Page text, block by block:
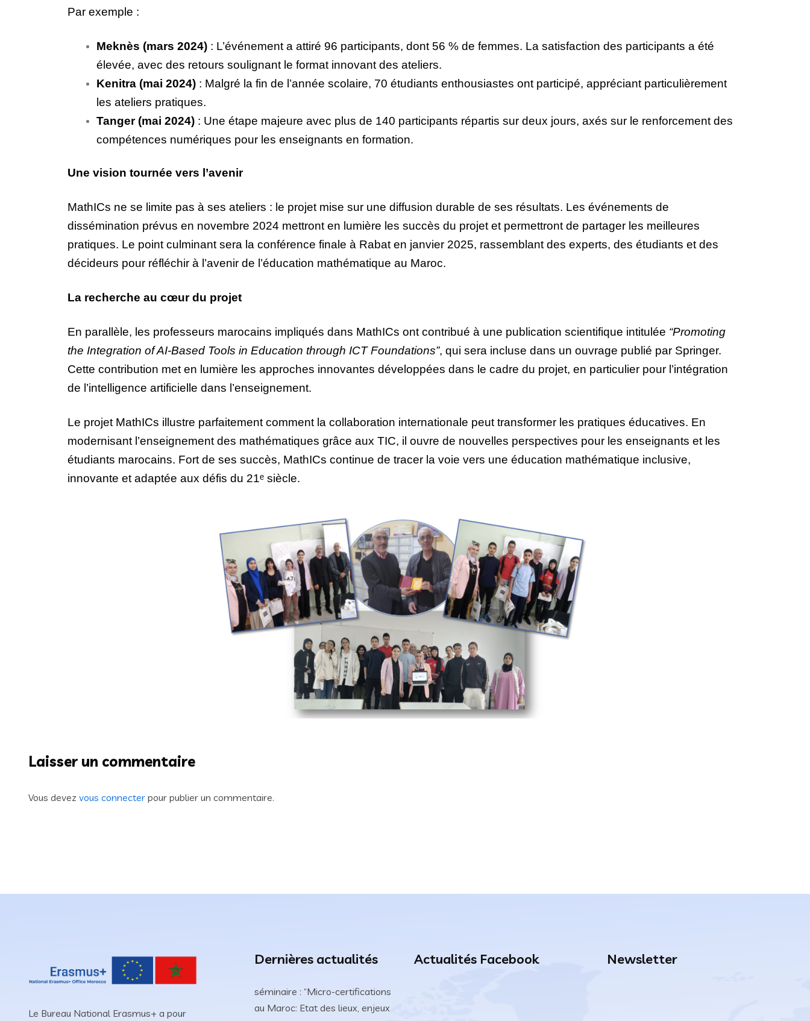
Par exemple :
Meknès (mars 2024) : L’événement a attiré 96 participants, dont 56 % de femmes. La satisfaction des participants a été
élevée, avec des retours soulignant le format innovant des ateliers.
Kenitra (mai 2024) : Malgré la fin de l’année scolaire, 70 étudiants enthousiastes ont participé, appréciant particulièrement
les ateliers pratiques.
Tanger (mai 2024) : Une étape majeure avec plus de 140 participants répartis sur deux jours, axés sur le renforcement des
compétences numériques pour les enseignants en formation.
Une vision tournée vers l’avenir
MathICs ne se limite pas à ses ateliers : le projet mise sur une diffusion durable de ses résultats. Les événements de
dissémination prévus en novembre 2024 mettront en lumière les succès du projet et permettront de partager les meilleures
pratiques. Le point culminant sera la conférence finale à Rabat en janvier 2025, rassemblant des experts, des étudiants et des
décideurs pour réfléchir à l’avenir de l’éducation mathématique au Maroc.
La recherche au cœur du projet
En parallèle, les professeurs marocains impliqués dans MathICs ont contribué à une publication scientifique intitulée “Promoting
the Integration of AI-Based Tools in Education through ICT Foundations”, qui sera incluse dans un ouvrage publié par Springer.
Cette contribution met en lumière les approches innovantes développées dans le cadre du projet, en particulier pour l’intégration
de l’intelligence artificielle dans l’enseignement.
Le projet MathICs illustre parfaitement comment la collaboration internationale peut transformer les pratiques éducatives. En
modernisant l’enseignement des mathématiques grâce aux TIC, il ouvre de nouvelles perspectives pour les enseignants et les
étudiants marocains. Fort de ses succès, MathICs continue de tracer la voie vers une éducation mathématique inclusive,
innovante et adaptée aux défis du 21ᵉ siècle.
Laisser un commentaire
Vous devez vous connecter pour publier un commentaire.
Le Bureau National Erasmus+ a pour
Dernières actualités
séminaire : “Micro-certifications
au Maroc: Etat des lieux, enjeux
Actualités Facebook Newsletter